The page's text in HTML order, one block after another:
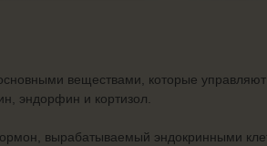
веществами, которые
эндорфин и кортизол.
вырабатываемый эндокринными